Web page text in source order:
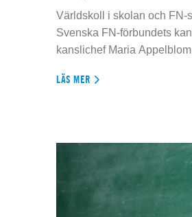
Världskoll i skolan och FN-
Svenska FN-förbundets
kanslichef Maria
LÄS MER